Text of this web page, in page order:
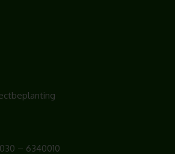
030 – 6340010